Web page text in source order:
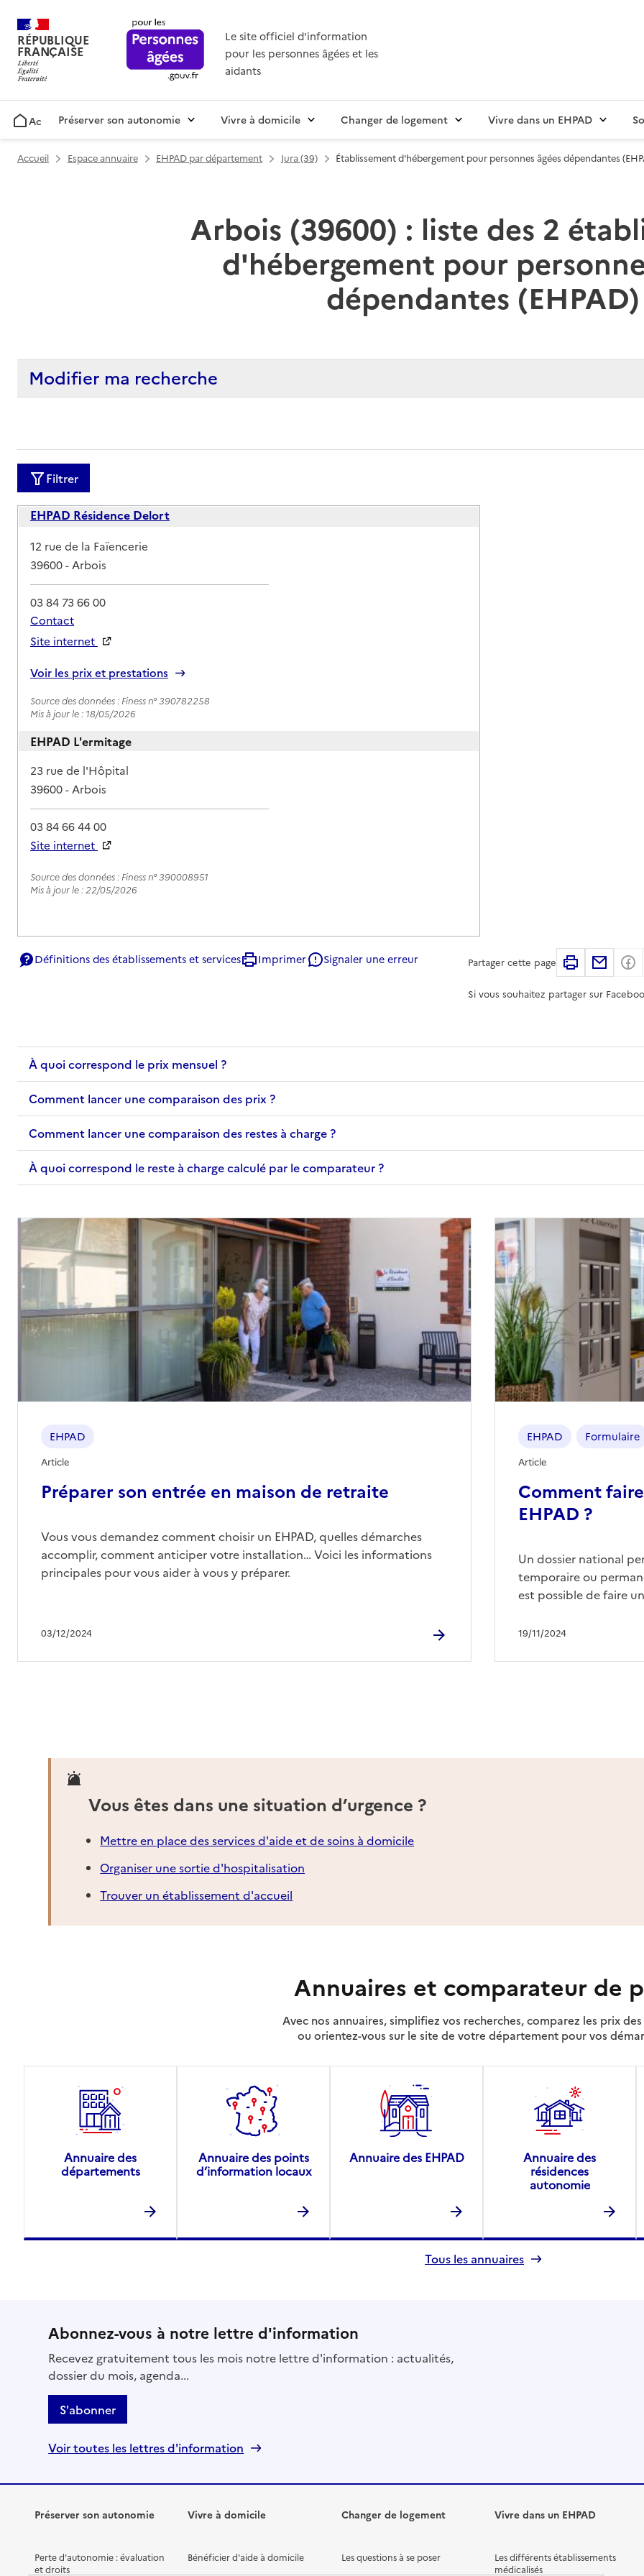
RÉPUBLIQUE
FRANÇAISE
Le site officiel d'information
pour les personnes âgées et les
aidants
AccueilPréserver son autonomie Vivre à domicile Changer de logement Vivre dans un EHPAD
Accueil Espace annuaire EHPAD par département Jura (39) Établissement d'hébergement pour personnes âgées dépendantes
Arbois (39600) : liste des 2
d'hébergement pour
dépendantes (EHPAD)
Modifier ma recherche
Filtrer
EHPAD Résidence Delort
Adresse
12 rue de la Faïencerie
39600- Arbois
03 84 73 66 00
Contact
Site internet
Voir les prix et prestations
Source des données : Finess n° 390782258
Mis à jour le : 18/05/2026
EHPAD L'ermitage
Adresse
23 rue de l'Hôpital
39600- Arbois
03 84 66 44 00
Site internet
Source des données : Finess n° 390008951
Mis à jour le : 22/05/2026
Définitions des établissements et services Imprimer Signaler une erreur Partager cette page Imprimer
Si vous souhaitez partager sur
À quoi correspond le prix mensuel ?
Comment lancer une comparaison des prix ?
Comment lancer une comparaison des restes à charge ?
À quoi correspond le reste à charge calculé par le comparateur ?
Préparer son entrée en maison de retraite
03/12/2024
EHPAD
Article
Vous vous demandez comment choisir un EHPAD, quelles démarches
accomplir, comment anticiper votre installation… Voici les informations
principales pour vous aider à vous y préparer.
Comment
EHPAD ?
19/11/2024
EHPAD Formulaire
Article
Un dossier national
temporaire ou
est possible de faire
Vous êtes dans une situation d’urgence ?
Mettre en place des services d'aide et de soins à domicile
Organiser une sortie d'hospitalisation
Trouver un établissement d'accueil
Annuaires et comparateur de
Avec nos annuaires, simplifiez vos recherches, comparez les prix des
ou orientez-vous sur le site de votre département pour vos
Annuaire des
départements
Annuaire des points
d’information locaux
Annuaire des EHPAD
Annuaire des
résidences
autonomie
Tous les annuaires
Abonnez-vous à notre lettre d'information
Recevez gratuitement tous les mois notre lettre d'information : actualités,
dossier du mois, agenda...
S'abonner
Voir toutes les lettres d'information
Préserver son autonomie
Perte d'autonomie : évaluation
et droits
Vivre à domicile
Bénéficier d'aide à domicile
Changer de logement
Les questions à se poser
Vivre dans un EHPAD
Les différents établissements
médicalisés